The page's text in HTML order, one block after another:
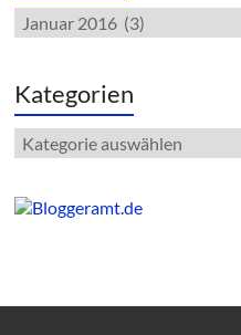
Das
Archiv
Kategorien
Kategorien